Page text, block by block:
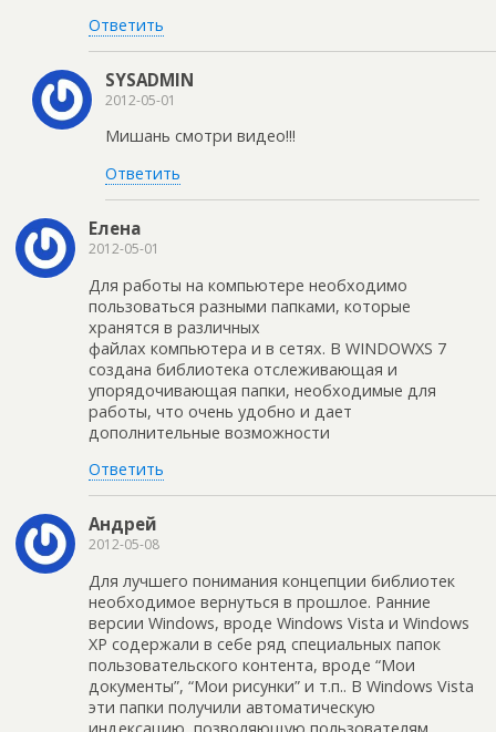
Ответить
SYSADMIN
2012-05-01
Мишань смотри видео!!!
Ответить
Елена
2012-05-01
Для работы на компьютере необходимо
пользоваться разными папками, которые
хранятся в различных
файлах компьютера и в сетях. В WINDOWXS 7
создана библиотека отслеживающая и
упорядочивающая папки, необходимые для
работы, что очень удобно и дает
дополнительные возможности
Ответить
Андрей
2012-05-08
Для лучшего понимания концепции библиотек
необходимое вернуться в прошлое. Ранние
версии Windows, вроде Windows Vista и Windows
XP содержали в себе ряд специальных папок
пользовательского контента, вроде “Мои
документы”, “Мои рисунки” и т.п.. В Windows Vista
эти папки получили автоматическую